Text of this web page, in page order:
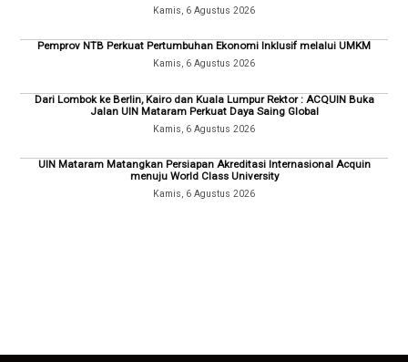
Kamis, 6 Agustus 2026
Pemprov NTB Perkuat Pertumbuhan Ekonomi Inklusif melalui UMKM
Kamis, 6 Agustus 2026
Dari Lombok ke Berlin, Kairo dan Kuala Lumpur Rektor : ACQUIN Buka
Jalan UIN Mataram Perkuat Daya Saing Global
Kamis, 6 Agustus 2026
UIN Mataram Matangkan Persiapan Akreditasi Internasional Acquin
menuju World Class University
Kamis, 6 Agustus 2026